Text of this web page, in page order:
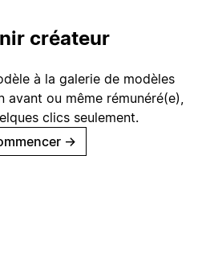
créateur
à la galerie de modèles
avant ou même rémunéré(e),
clics seulement.
→